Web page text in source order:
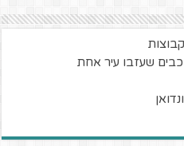
שעזבו עיר אחת